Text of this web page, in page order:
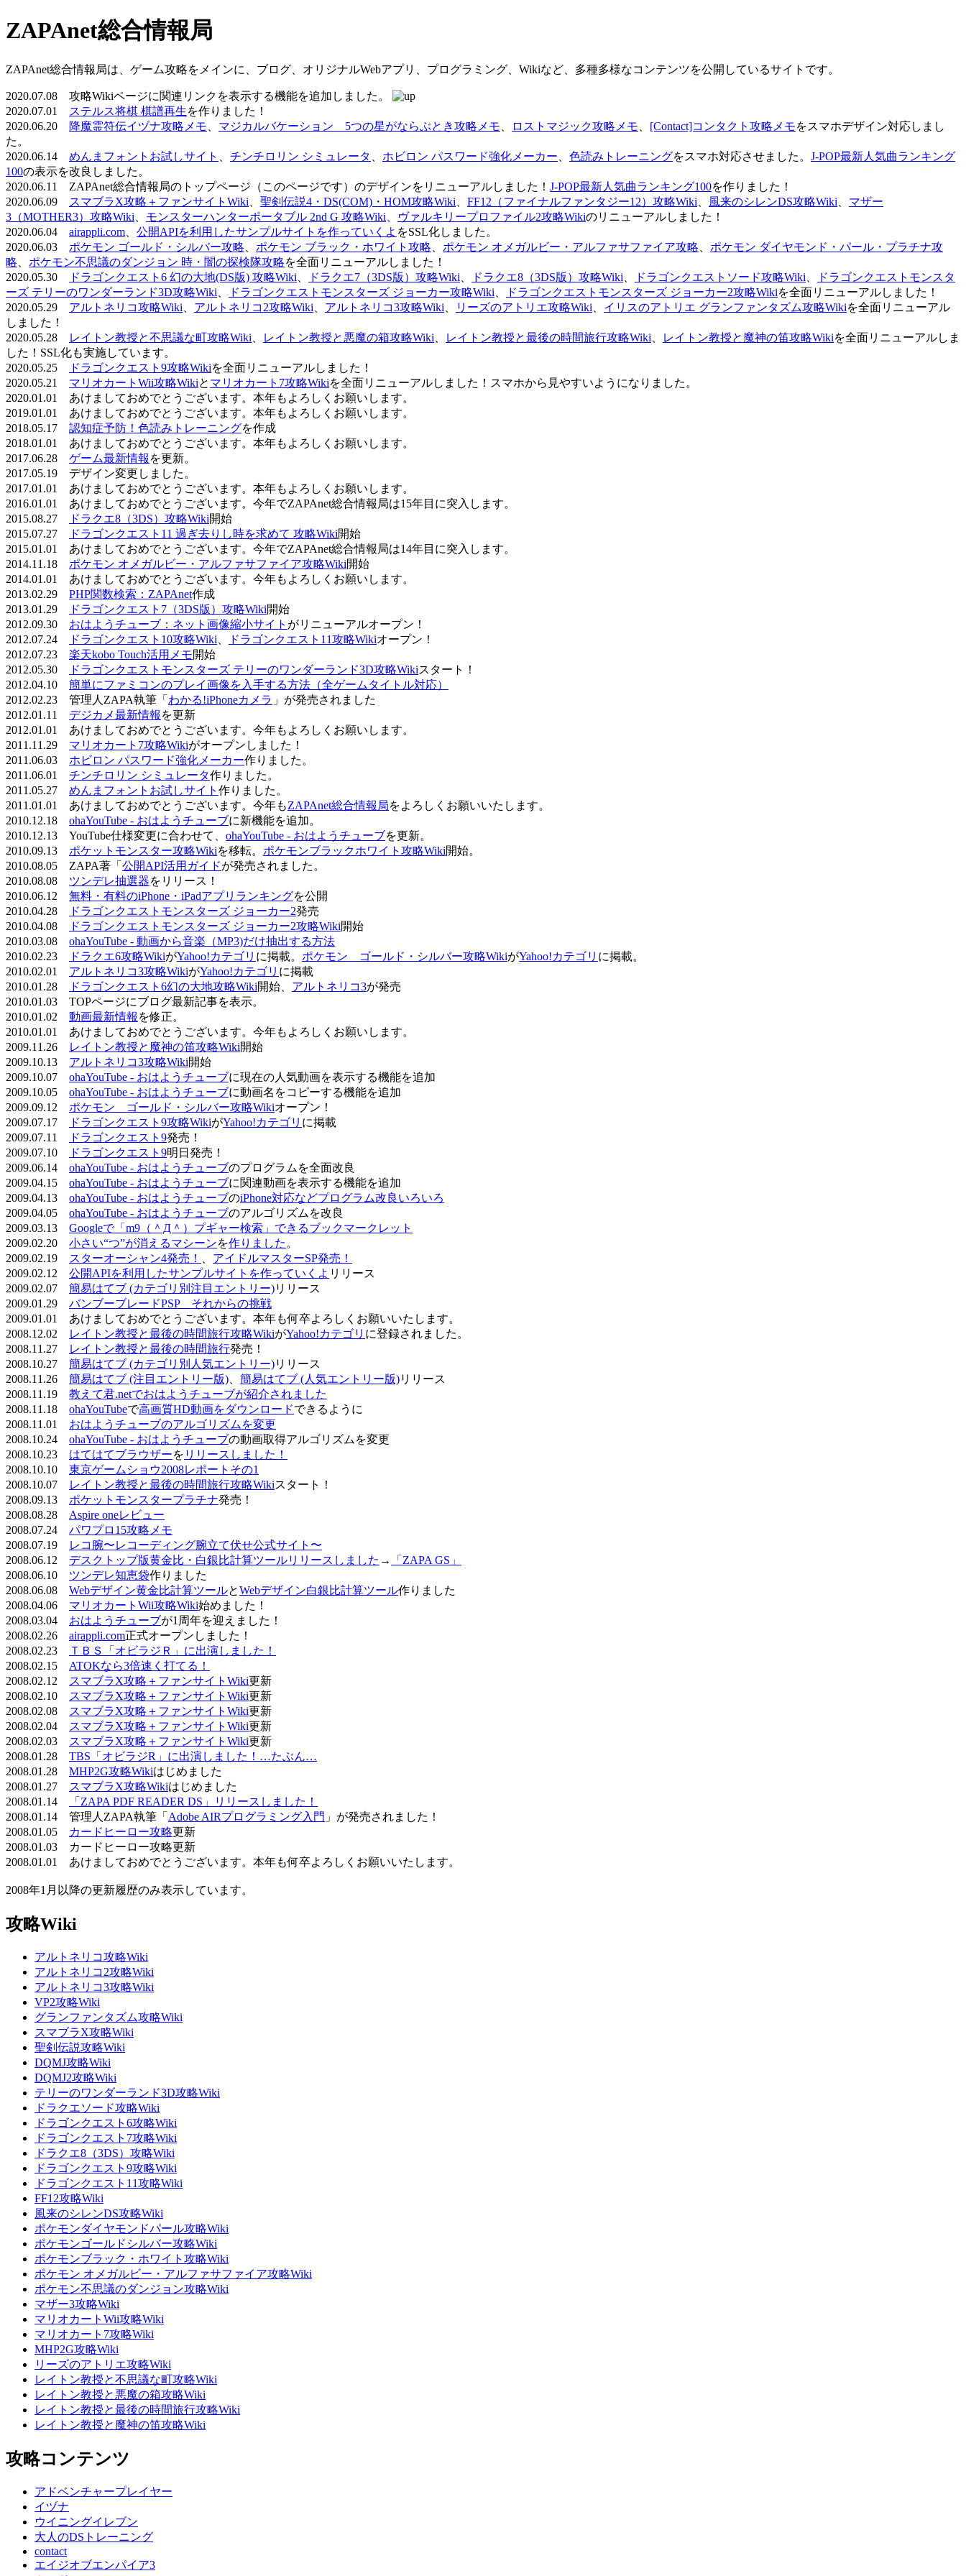
ZAPAnet総合情報局
ZAPAnet総合情報局は、ゲーム攻略をメインに、ブログ、オリジナルWebアプリ、プログラミング、Wikiなど、多種多様なコンテンツを公開しているサイトです。
2020.07.08 攻略Wikiページに関連リンクを表示する機能を追加しました。
2020.07.01
ステルス将棋 棋譜再生を作りました！
2020.06.20
降魔霊符伝イヅナ攻略メモ マジカルバケーション 5つの星がならぶとき攻略メモ ロストマジック攻略メモ [Contact]コンタクト攻略メモをスマホデザイン対応しまし
た。
2020.06.14 めんまフォントお試しサイト チンチロリン シミュレータ ホビロン パスワード強化メーカー 色読みトレーニングをスマホ対応させました。 J-POP最新人気曲ランキング
100の表示を改良しました。
2020.06.11 ZAPAnet総合情報局のトップページ（このページです）のデザインをリニューアルしました！ J-POP最新人気曲ランキング100を作りました！
2020.06.09
スマブラX攻略＋ファンサイトWiki 聖剣伝説4・DS(COM)・HOM攻略Wiki FF12（ファイナルファンタジー12）攻略Wiki 風来のシレンDS攻略Wiki
マザー
3（MOTHER3）攻略Wiki
モンスターハンターポータブル 2nd G 攻略Wiki ヴァルキリープロファイル2攻略Wikiのリニューアルしました！
2020.06.04 airappli.com 公開APIを利用したサンプルサイトを作っていくよ をSSL化しました。
2020.06.03 ポケモン ゴールド・シルバー攻略 ポケモン ブラック・ホワイト攻略 ポケモン オメガルビー・アルファサファイア攻略
ポケモン ダイヤモンド・パール・プラチナ攻
略
ポケモン不思議のダンジョン 時・闇の探検隊攻略を全面リニューアルしました！
2020.05.30
ドラゴンクエスト6 幻の大地(DS版) 攻略Wiki ドラクエ7（3DS版）攻略Wiki ドラクエ8（3DS版）攻略Wiki ドラゴンクエストソード攻略Wiki
ドラゴンクエストモンスタ
ーズ テリーのワンダーランド3D攻略Wiki
ドラゴンクエストモンスターズ ジョーカー攻略Wiki ドラゴンクエストモンスターズ ジョーカー2攻略Wikiを全面リニューアルしました！
2020.05.29 アルトネリコ攻略Wiki アルトネリコ2攻略Wiki アルトネリコ3攻略Wiki リーズのアトリエ攻略Wiki イリスのアトリエ グランファンタズム攻略Wikiを全面リニューアル
しました！
2020.05.28
レイトン教授と不思議な町攻略Wiki レイトン教授と悪魔の箱攻略Wiki レイトン教授と最後の時間旅行攻略Wiki レイトン教授と魔神の笛攻略Wikiを全面リニューアルしま
した！SSL化も実施しています。
2020.05.25
ドラゴンクエスト9攻略Wikiを全面リニューアルしました！
2020.05.21 マリオカートWii攻略Wikiと マリオカート7攻略Wikiを全面リニューアルしました！スマホから見やすいようになりました。
2020.01.01 あけましておめでとうございます。本年もよろしくお願いします。
2019.01.01 あけましておめでとうございます。本年もよろしくお願いします。
2018.05.17 認知症予防！色読みトレーニングを作成
2018.01.01 あけましておめでとうございます。本年もよろしくお願いします。
2017.06.28 ゲーム最新情報 を更新。
2017.05.19 デザイン変更しました。
2017.01.01 あけましておめでとうございます。本年もよろしくお願いします。
2016.01.01 あけましておめでとうございます。今年でZAPAnet総合情報局は15年目に突入します。
2015.08.27
ドラクエ8（3DS）攻略Wiki開始
2015.07.27
ドラゴンクエスト11 過ぎ去りし時を求めて 攻略Wiki開始
2015.01.01 あけましておめでとうございます。今年でZAPAnet総合情報局は14年目に突入します。
2014.11.18 ポケモン オメガルビー・アルファサファイア攻略Wiki開始
2014.01.01 あけましておめでとうございます。今年もよろしくお願いします。
2013.02.29 PHP関数検索：ZAPAnet作成
2013.01.29
ドラゴンクエスト7（3DS版）攻略Wiki開始
2012.09.30 おはようチューブ：ネット画像縮小サイト がリニューアルオープン！
2012.07.24
ドラゴンクエスト10攻略Wiki ドラゴンクエスト11攻略Wikiオープン！
2012.07.23 楽天kobo Touch活用メモ開始
2012.05.30
ドラゴンクエストモンスターズ テリーのワンダーランド3D攻略Wikiスタート！
2012.04.10 簡単にファミコンのプレイ画像を入手する方法（全ゲームタイトル対応）
2012.02.23 管理人ZAPA執筆「 わかる!iPhoneカメラ 」が発売されました
2012.01.11 デジカメ最新情報 を更新
2012.01.01 あけましておめでとうございます。今年もよろしくお願いします。
2011.11.29 マリオカート7攻略Wikiがオープンしました！
2011.06.03 ホビロン パスワード強化メーカー作りました。
2011.06.01 チンチロリン シミュレータ作りました。
2011.05.27 めんまフォントお試しサイト 作りました。
2011.01.01 あけましておめでとうございます。今年もZAPAnet総合情報局をよろしくお願いいたします。
2010.12.18 ohaYouTube - おはようチューブに新機能を追加。
2010.12.13 YouTube仕様変更に合わせて、 ohaYouTube - おはようチューブを更新。
2010.09.13 ポケットモンスター攻略Wikiを移転。 ポケモンブラックホワイト攻略Wiki開始。
2010.08.05 ZAPA著「 公開API活用ガイドが発売されました。
2010.08.08 ツンデレ抽選器をリリース！
2010.06.12 無料・有料のiPhone・iPadアプリランキングを公開
2010.04.28
ドラゴンクエストモンスターズ ジョーカー2発売
2010.04.08
ドラゴンクエストモンスターズ ジョーカー2攻略Wiki開始
2010.03.08 ohaYouTube - 動画から音楽（MP3)だけ抽出する方法
2010.02.23
ドラクエ6攻略WikiがYahoo!カテゴリ に掲載。 ポケモン ゴールド・シルバー攻略WikiがYahoo!カテゴリ に掲載。
2010.02.01 アルトネリコ3攻略WikiがYahoo!カテゴリ に掲載
2010.01.28
ドラゴンクエスト6幻の大地攻略Wiki開始、 アルトネリコ3が発売
2010.01.03 TOPページにブログ最新記事を表示。
2010.01.02 動画最新情報 を修正。
2010.01.01 あけましておめでとうございます。今年もよろしくお願いします。
2009.11.26
レイトン教授と魔神の笛攻略Wiki開始
2009.10.13 アルトネリコ3攻略Wiki開始
2009.10.07 ohaYouTube - おはようチューブに現在の人気動画を表示する機能を追加
2009.10.05 ohaYouTube - おはようチューブに動画名をコピーする機能を追加
2009.09.12 ポケモン ゴールド・シルバー攻略Wikiオープン！
2009.07.17
ドラゴンクエスト9攻略WikiがYahoo!カテゴリ に掲載
2009.07.11
ドラゴンクエスト9発売！
2009.07.10
ドラゴンクエスト9明日発売！
2009.06.14 ohaYouTube - おはようチューブのプログラムを全面改良
2009.04.15 ohaYouTube - おはようチューブに関連動画を表示する機能を追加
2009.04.13 ohaYouTube - おはようチューブのiPhone対応などプログラム改良いろいろ
2009.04.05 ohaYouTube - おはようチューブのアルゴリズムを改良
2009.03.13 Googleで「m9（＾Д＾）プギャー検索」できるブックマークレット
2009.02.20 小さい“つ”が消えるマシーンを作りました 。
2009.02.19
スターオーシャン4発売！
アイドルマスターSP発売！
2009.02.12 公開APIを利用したサンプルサイトを作っていくよ リリース
2009.02.07 簡易はてブ (カテゴリ別注目エントリー)リリース
2009.01.29 バンブーブレードPSP それからの挑戦
2009.01.01 あけましておめでとうございます。本年も何卒よろしくお願いいたします。
2008.12.02
レイトン教授と最後の時間旅行攻略WikiがYahoo!カテゴリ に登録されました。
2008.11.27
レイトン教授と最後の時間旅行発売！
2008.10.27 簡易はてブ (カテゴリ別人気エントリー)リリース
2008.11.26 簡易はてブ (注目エントリー版) 簡易はてブ (人気エントリー版)リリース
2008.11.19 教えて君.netでおはようチューブが紹介されました
2008.11.18 ohaYouTubeで高画質HD動画をダウンロードできるように
2008.11.01 おはようチューブのアルゴリズムを変更
2008.10.24 ohaYouTube - おはようチューブの動画取得アルゴリズムを変更
2008.10.23 はてはてブラウザーを リリースしました！
2008.10.10 東京ゲームショウ2008レポートその1
2008.10.07
レイトン教授と最後の時間旅行攻略Wikiスタート！
2008.09.13 ポケットモンスタープラチナ発売！
2008.08.28 Aspire oneレビュー
2008.07.24 パワプロ15攻略メモ
2008.07.19
レコ腕〜レコーディング腕立て伏せ公式サイト〜
2008.06.12 デスクトップ版黄金比・白銀比計算ツールリリースしました →
「ZAPA GS」
2008.06.10 ツンデレ知恵袋作りました
2008.06.08 Webデザイン黄金比計算ツールとWebデザイン白銀比計算ツール作りました
2008.04.06 マリオカートWii攻略Wiki始めました！
2008.03.04 おはようチューブが1周年を迎えました！
2008.02.26 airappli.com正式オープンしました！
2008.02.23
ＴＢＳ「オビラジＲ」に出演しました！
2008.02.15 ATOKなら3倍速く打てる！
2008.02.12
スマブラX攻略＋ファンサイトWiki更新
2008.02.10
スマブラX攻略＋ファンサイトWiki更新
2008.02.08
スマブラX攻略＋ファンサイトWiki更新
2008.02.04
スマブラX攻略＋ファンサイトWiki更新
2008.02.03
スマブラX攻略＋ファンサイトWiki更新
2008.01.28 TBS「オビラジR」に出演しました！…たぶん…
2008.01.28 MHP2G攻略Wikiはじめました
2008.01.27
スマブラX攻略Wikiはじめました
2008.01.14
「ZAPA PDF READER DS」リリースしました！
2008.01.14 管理人ZAPA執筆「 Adobe AIRプログラミング入門 」が発売されました！
2008.01.05
カードヒーロー攻略更新
2008.01.03 カードヒーロー攻略更新
2008.01.01 あけましておめでとうございます。本年も何卒よろしくお願いいたします。
2008年1月以降の更新履歴のみ表示しています。
攻略Wiki
アルトネリコ攻略Wiki
アルトネリコ2攻略Wiki
アルトネリコ3攻略Wiki
VP2攻略Wiki
グランファンタズム攻略Wiki
スマブラX攻略Wiki
聖剣伝説攻略Wiki
DQMJ攻略Wiki
DQMJ2攻略Wiki
テリーのワンダーランド3D攻略Wiki
ドラクエソード攻略Wiki
ドラゴンクエスト6攻略Wiki
ドラゴンクエスト7攻略Wiki
ドラクエ8（3DS）攻略Wiki
ドラゴンクエスト9攻略Wiki
ドラゴンクエスト11攻略Wiki
FF12攻略Wiki
風来のシレンDS攻略Wiki
ポケモンダイヤモンドパール攻略Wiki
ポケモンゴールドシルバー攻略Wiki
ポケモンブラック・ホワイト攻略Wiki
ポケモン オメガルビー・アルファサファイア攻略Wiki
ポケモン不思議のダンジョン攻略Wiki
マザー3攻略Wiki
マリオカートWii攻略Wiki
マリオカート7攻略Wiki
MHP2G攻略Wiki
リーズのアトリエ攻略Wiki
レイトン教授と不思議な町攻略Wiki
レイトン教授と悪魔の箱攻略Wiki
レイトン教授と最後の時間旅行攻略Wiki
レイトン教授と魔神の笛攻略Wiki
攻略コンテンツ
アドベンチャープレイヤー
イヅナ
ウイニングイレブン
大人のDSトレーニング
contact
エイジオブエンパイア3